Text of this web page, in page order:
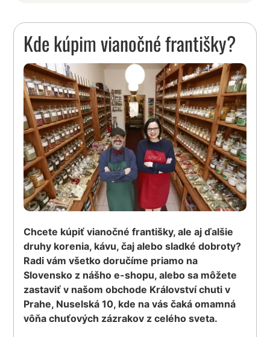
Kde kúpim vianočné františky?
Chcete kúpiť vianočné františky, ale aj ďalšie
druhy korenia, kávu, čaj alebo sladké dobroty?
Radi vám všetko doručíme priamo na
Slovensko z nášho e-shopu, alebo sa môžete
zastaviť v našom obchode Království chuti v
Prahe, Nuselská 10, kde na vás čaká omamná
vôňa chuťových zázrakov z celého sveta.